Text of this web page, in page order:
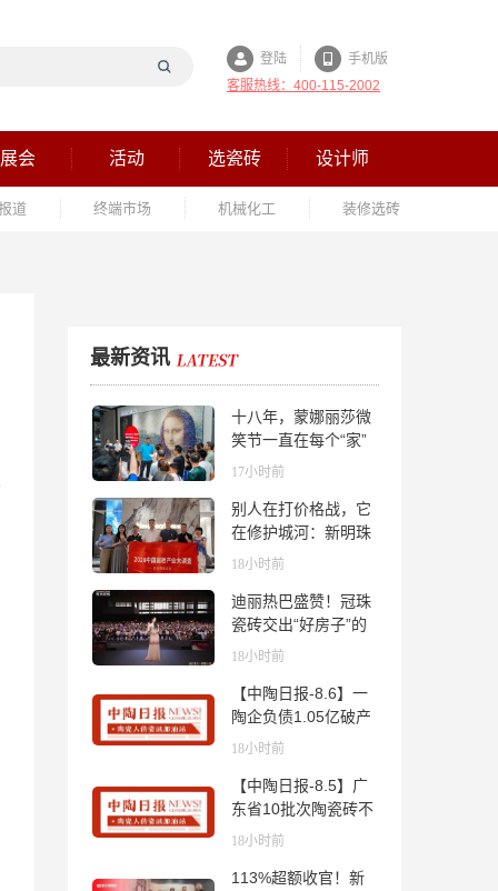
登陆
手机版
客服热线：400-115-2002
展会 活动 选瓷砖 设计师
道 终端市场 机械化工 装修选砖
最新资讯
十八年，蒙娜丽莎微
笑节一直在每个“家”
的故事里
17小时前
别人在打价格战，它
在修护城河：新明珠
岩板的逆势密码
18小时前
迪丽热巴盛赞！冠珠
瓷砖交出“好房子”的
标准答卷
18小时前
【中陶日报-8.6】一
陶企负债1.05亿破产
清算；东鹏拟延长基
开展建陶行业能效领
跑者企业推荐工作
18小时前
【中陶日报-8.5】广
东省10批次陶瓷砖不
合格；科达购买特福
过；蒙娜丽莎5千万
18小时前
113%超额收官！新